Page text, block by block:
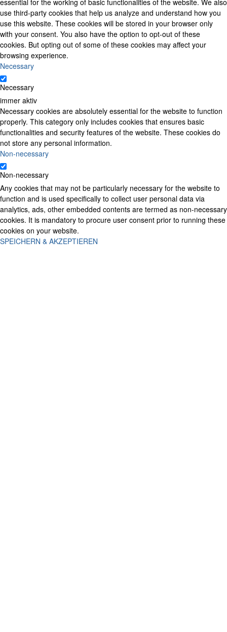
use third-party cookies that help us analyze and understand how you
use this website. These cookies will be stored in your browser only
with your consent. You also have the option to opt-out of these
cookies. But opting out of some of these cookies may affect your
browsing experience.
Necessary
Necessary
immer aktiv
Necessary cookies are absolutely essential for the website to function
properly. This category only includes cookies that ensures basic
functionalities and security features of the website. These cookies do
not store any personal information.
Non-necessary
Non-necessary
Any cookies that may not be particularly necessary for the website to
function and is used specifically to collect user personal data via
analytics, ads, other embedded contents are termed as non-necessary
cookies. It is mandatory to procure user consent prior to running these
cookies on your website.
SPEICHERN & AKZEPTIEREN